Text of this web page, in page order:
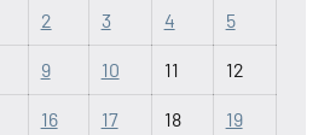
2 3 4 5
9 10 11 12
16 17 18 19